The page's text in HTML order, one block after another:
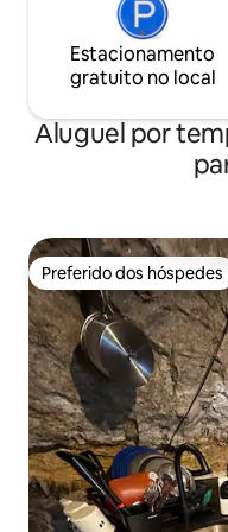
Estacionamento
gratuito no local
Aluguel por
Preferido dos hóspedes
Preferido dos hóspedes